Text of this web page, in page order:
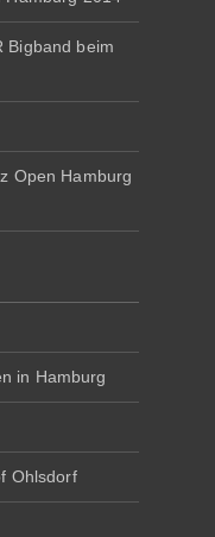
Bigband beim
Open Hamburg
in Hamburg
Ohlsdorf